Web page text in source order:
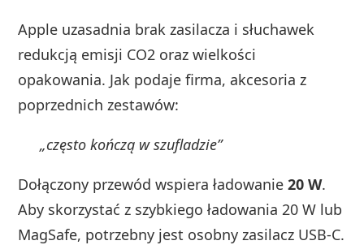
Apple uzasadnia brak zasilacza i słuchawek
redukcją emisji CO2 oraz wielkości
opakowania. Jak podaje firma, akcesoria z
poprzednich zestawów:
„często kończą w szufladzie”
Dołączony przewód wspiera ładowanie20 W.
Aby skorzystać z szybkiego ładowania 20 W lub
MagSafe, potrzebny jest osobny zasilacz USB‑C.